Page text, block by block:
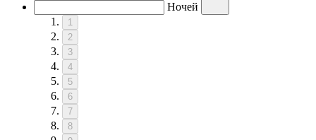
Ночей
1
2
3
4
5
6
7
8